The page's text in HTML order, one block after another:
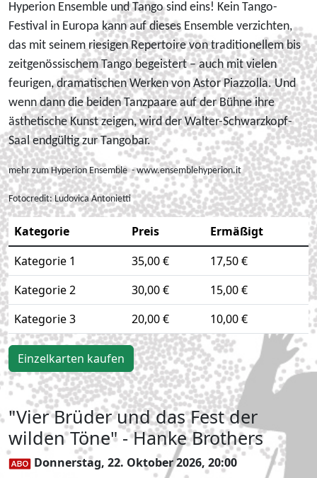
Hyperion Ensemble und Tango sind eins! Kein Tango-
Festival in Europa kann auf dieses Ensemble verzichten,
das mit seinem riesigen Repertoire von traditionellem bis
zeitgenössischem Tango begeistert – auch mit vielen
feurigen, dramatischen Werken von Astor Piazzolla. Und
wenn dann die beiden Tanzpaare auf der Bühne ihre
ästhetische Kunst zeigen, wird der Walter-Schwarzkopf-
Saal endgültig zur Tangobar.
mehr zum Hyperion Ensemble - www.ensemblehyperion.it
Fotocredit: Ludovica Antonietti
Kategorie Preis
Ermäßigt
Kategorie 1
35,00 €
17,50 €
Kategorie 2
30,00 €
15,00 €
Kategorie 3
20,00 € 10,00 €
Einzelkarten kaufen
"Vier Brüder und das Fest der
wilden Töne" - Hanke Brothers
Donnerstag, 22. Oktober 2026, 20:00